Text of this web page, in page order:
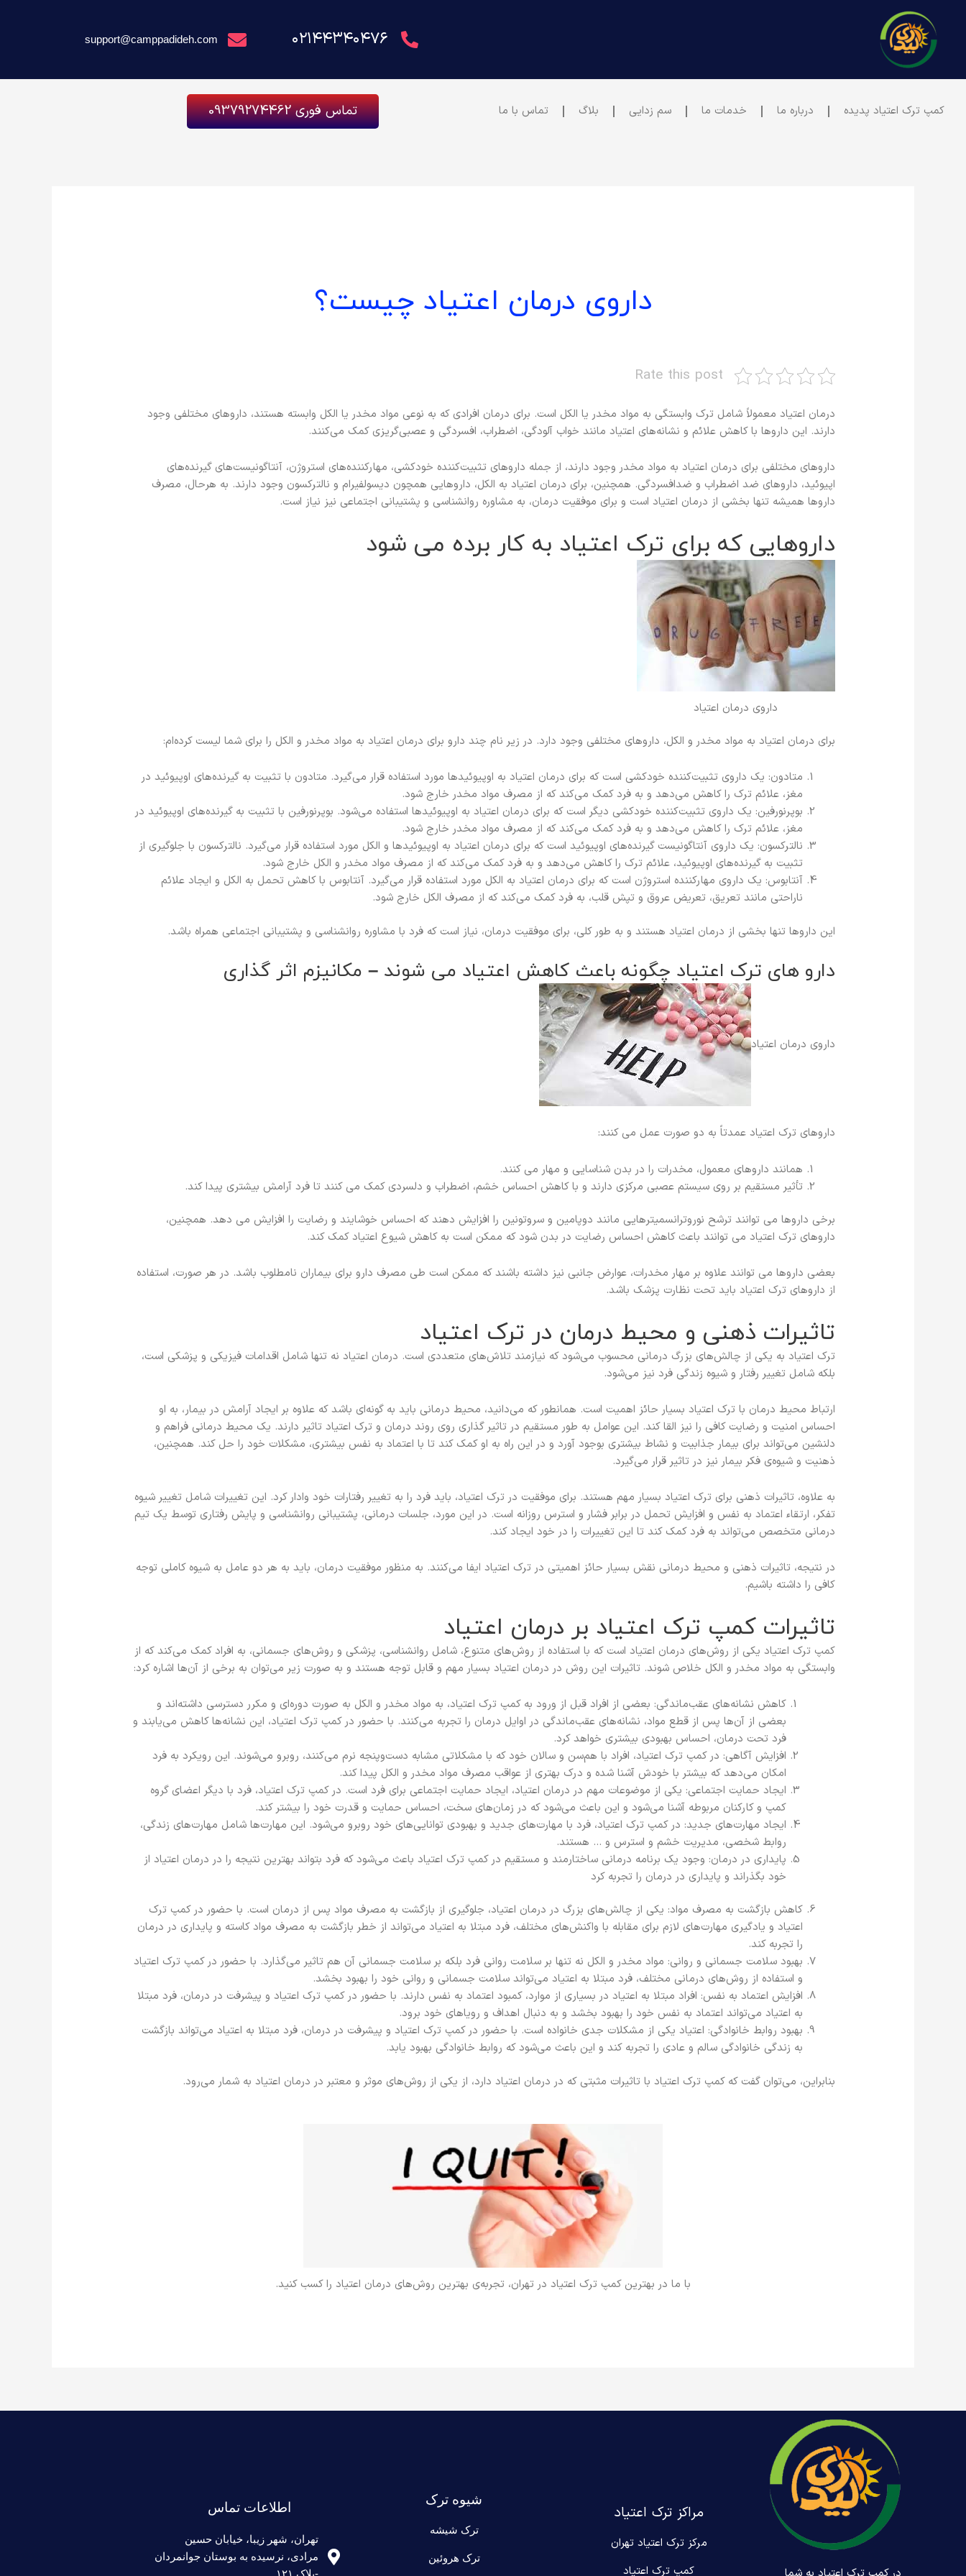
۰۲۱۴۴۳۴۰۴۷۶ support@camppadideh.com
کمپ ترک اعتیاد پدیده درباره ما خدمات ما سم زدایی بلاگ تماس با ما تماس فوری 09379274462
داروی درمان اعتیاد چیست؟
Rate this post
درمان اعتیاد معمولاً شامل ترک وابستگی به مواد مخدر یا الکل است. برای درمان افرادی که به نوعی مواد مخدر یا الکل وابسته هستند، داروهای مختلفی وجود
دارند. این داروها با کاهش علائم و نشانه‌های اعتیاد مانند خواب آلودگی، اضطراب، افسردگی و عصبی‌گریزی کمک می‌کنند.
داروهای مختلفی برای درمان اعتیاد به مواد مخدر وجود دارند، از جمله داروهای تثبیت‌کننده خودکشی، مهارکننده‌های استروژن، آنتاگونیست‌های گیرنده‌های
اپیوئید، داروهای ضد اضطراب و ضدافسردگی. همچنین، برای درمان اعتیاد به الکل، داروهایی همچون دیسولفیرام و نالترکسون وجود دارند. به هرحال، مصرف
داروها همیشه تنها بخشی از درمان اعتیاد است و برای موفقیت درمان، به مشاوره روانشناسی و پشتیبانی اجتماعی نیز نیاز است.
داروهایی که برای ترک اعتیاد به کار برده می شود
داروی درمان اعتیاد
برای درمان اعتیاد به مواد مخدر و الکل، داروهای مختلفی وجود دارد. در زیر نام چند دارو برای درمان اعتیاد به مواد مخدر و الکل را برای شما لیست کرده‌ام:
متادون: یک داروی تثبیت‌کننده خودکشی است که برای درمان اعتیاد به اوپیوئیدها مورد استفاده قرار می‌گیرد. متادون با تثبیت به گیرنده‌های اوپیوئید در
مغز، علائم ترک را کاهش می‌دهد و به فرد کمک می‌کند که از مصرف مواد مخدر خارج شود.
بوپرنورفین: یک داروی تثبیت‌کننده خودکشی دیگر است که برای درمان اعتیاد به اوپیوئیدها استفاده می‌شود. بوپرنورفین با تثبیت به گیرنده‌های اوپیوئید در
مغز، علائم ترک را کاهش می‌دهد و به فرد کمک می‌کند که از مصرف مواد مخدر خارج شود.
نالترکسون: یک داروی آنتاگونیست گیرنده‌های اوپیوئید است که برای درمان اعتیاد به اوپیوئیدها و الکل مورد استفاده قرار می‌گیرد. نالترکسون با جلوگیری از
تثبیت به گیرنده‌های اوپیوئید، علائم ترک را کاهش می‌دهد و به فرد کمک می‌کند که از مصرف مواد مخدر و الکل خارج شود.
آنتابوس: یک داروی مهارکننده استروژن است که برای درمان اعتیاد به الکل مورد استفاده قرار می‌گیرد. آنتابوس با کاهش تحمل به الکل و ایجاد علائم
ناراحتی مانند تعریق، تعریض عروق و تپش قلب، به فرد کمک می‌کند که از مصرف الکل خارج شود.
این داروها تنها بخشی از درمان اعتیاد هستند و به طور کلی، برای موفقیت درمان، نیاز است که فرد با مشاوره روانشناسی و پشتیبانی اجتماعی همراه باشد.
دارو های ترک اعتیاد چگونه باعث کاهش اعتیاد می شوند – مکانیزم اثر گذاری
داروی درمان اعتیاد
داروهای ترک اعتیاد عمدتاً به دو صورت عمل می کنند:
همانند داروهای معمول، مخدرات را در بدن شناسایی و مهار می کنند.
تأثیر مستقیم بر روی سیستم عصبی مرکزی دارند و با کاهش احساس خشم، اضطراب و دلسردی کمک می کنند تا فرد آرامش بیشتری پیدا کند.
برخی داروها می توانند ترشح نوروترانسمیترهایی مانند دوپامین و سروتونین را افزایش دهند که احساس خوشایند و رضایت را افزایش می دهد. همچنین،
داروهای ترک اعتیاد می توانند باعث کاهش احساس رضایت در بدن شود که ممکن است به کاهش شیوع اعتیاد کمک کند.
بعضی داروها می توانند علاوه بر مهار مخدرات، عوارض جانبی نیز داشته باشند که ممکن است طی مصرف دارو برای بیماران نامطلوب باشد. در هر صورت، استفاده
از داروهای ترک اعتیاد باید تحت نظارت پزشک باشد.
تاثیرات ذهنی و محیط درمان در ترک اعتیاد
ترک اعتیاد به یکی از چالش‌های بزرگ درمانی محسوب می‌شود که نیازمند تلاش‌های متعددی است. درمان اعتیاد نه تنها شامل اقدامات فیزیکی و پزشکی است،
بلکه شامل تغییر رفتار و شیوه زندگی فرد نیز می‌شود.
ارتباط محیط درمان با ترک اعتیاد بسیار حائز اهمیت است. همانطور که می‌دانید، محیط درمانی باید به گونه‌ای باشد که علاوه بر ایجاد آرامش در بیمار، به او
احساس امنیت و رضایت کافی را نیز القا کند. این عوامل به طور مستقیم در تاثیر گذاری روی روند درمان و ترک اعتیاد تاثیر دارند. یک محیط درمانی فراهم و
دلنشین می‌تواند برای بیمار جذابیت و نشاط بیشتری بوجود آورد و در این راه به او کمک کند تا با اعتماد به نفس بیشتری، مشکلات خود را حل کند. همچنین،
ذهنیت و شیوه‌ی فکر بیمار نیز در تاثیر قرار می‌گیرد.
به علاوه، تاثیرات ذهنی برای ترک اعتیاد بسیار مهم هستند. برای موفقیت در ترک اعتیاد، باید فرد را به تغییر رفتارات خود وادار کرد. این تغییرات شامل تغییر شیوه
تفکر، ارتقاء اعتماد به نفس و افزایش تحمل در برابر فشار و استرس روزانه است. در این مورد، جلسات درمانی، پشتیبانی روانشناسی و پایش رفتاری توسط یک تیم
درمانی متخصص می‌تواند به فرد کمک کند تا این تغییرات را در خود ایجاد کند.
در نتیجه، تاثیرات ذهنی و محیط درمانی نقش بسیار حائز اهمیتی در ترک اعتیاد ایفا می‌کنند. به منظور موفقیت درمان، باید به هر دو عامل به شیوه کاملی توجه
کافی را داشته باشیم.
تاثیرات کمپ ترک اعتیاد بر درمان اعتیاد
کمپ ترک اعتیاد یکی از روش‌های درمان اعتیاد است که با استفاده از روش‌های متنوع، شامل روانشناسی، پزشکی و روش‌های جسمانی، به افراد کمک می‌کند که از
وابستگی به مواد مخدر و الکل خلاص شوند. تاثیرات این روش در درمان اعتیاد بسیار مهم و قابل توجه هستند و به صورت زیر می‌توان به برخی از آن‌ها اشاره کرد:
کاهش نشانه‌های عقب‌ماندگی: بعضی از افراد قبل از ورود به کمپ ترک اعتیاد، به مواد مخدر و الکل به صورت دوره‌ای و مکرر دسترسی داشته‌اند و
بعضی از آن‌ها پس از قطع مواد، نشانه‌های عقب‌ماندگی در اوایل درمان را تجربه می‌کنند. با حضور در کمپ ترک اعتیاد، این نشانه‌ها کاهش می‌یابند و
فرد تحت درمان، احساس بهبودی بیشتری خواهد کرد.
افزایش آگاهی: در کمپ ترک اعتیاد، افراد با هم‌سن و سالان خود که با مشکلاتی مشابه دست‌وپنجه نرم می‌کنند، روبرو می‌شوند. این رویکرد به فرد
امکان می‌دهد که بیشتر با خودش آشنا شده و درک بهتری از عواقب مصرف مواد مخدر و الکل پیدا کند.
ایجاد حمایت اجتماعی: یکی از موضوعات مهم در درمان اعتیاد، ایجاد حمایت اجتماعی برای فرد است. در کمپ ترک اعتیاد، فرد با دیگر اعضای گروه
کمپ و کارکنان مربوطه آشنا می‌شود و این باعث می‌شود که در زمان‌های سخت، احساس حمایت و قدرت خود را بیشتر کند.
ایجاد مهارت‌های جدید: در کمپ ترک اعتیاد، فرد با مهارت‌های جدید و بهبودی توانایی‌های خود روبرو می‌شود. این مهارت‌ها شامل مهارت‌های زندگی،
روابط شخصی، مدیریت خشم و استرس و … هستند.
پایداری در درمان: وجود یک برنامه درمانی ساختارمند و مستقیم در کمپ ترک اعتیاد باعث می‌شود که فرد بتواند بهترین نتیجه را در درمان اعتیاد از
خود بگذراند و پایداری در درمان را تجربه کرد
کاهش بازگشت به مصرف مواد: یکی از چالش‌های بزرگ در درمان اعتیاد، جلوگیری از بازگشت به مصرف مواد پس از درمان است. با حضور در کمپ ترک
اعتیاد و یادگیری مهارت‌های لازم برای مقابله با واکنش‌های مختلف، فرد مبتلا به اعتیاد می‌تواند از خطر بازگشت به مصرف مواد کاسته و پایداری در درمان
را تجربه کند.
بهبود سلامت جسمانی و روانی: مواد مخدر و الکل نه تنها بر سلامت روانی فرد بلکه بر سلامت جسمانی آن هم تاثیر می‌گذارد. با حضور در کمپ ترک اعتیاد
و استفاده از روش‌های درمانی مختلف، فرد مبتلا به اعتیاد می‌تواند سلامت جسمانی و روانی خود را بهبود بخشد.
افزایش اعتماد به نفس: افراد مبتلا به اعتیاد در بسیاری از موارد، کمبود اعتماد به نفس دارند. با حضور در کمپ ترک اعتیاد و پیشرفت در درمان، فرد مبتلا
به اعتیاد می‌تواند اعتماد به نفس خود را بهبود بخشد و به دنبال اهداف و رویاهای خود برود.
بهبود روابط خانوادگی: اعتیاد یکی از مشکلات جدی خانواده است. با حضور در کمپ ترک اعتیاد و پیشرفت در درمان، فرد مبتلا به اعتیاد می‌تواند بازگشت
به زندگی خانوادگی سالم و عادی را تجربه کند و این باعث می‌شود که روابط خانوادگی بهبود یابد.
بنابراین، می‌توان گفت که کمپ ترک اعتیاد با تاثیرات مثبتی که در درمان اعتیاد دارد، از یکی از روش‌های موثر و معتبر در درمان اعتیاد به شمار می‌رود.
با ما در بهترین کمپ ترک اعتیاد در تهران، تجربه‌ی بهترین روش‌های درمان اعتیاد را کسب کنید.
مراکز ترک اعتیاد
مرکز ترک اعتیاد تهران
کمپ ترک اعتیاد
شیوه ترک
ترک شیشه
ترک هروئین
اطلاعات تماس
تهران، شهر زیبا، خیابان حسین
مرادی، نرسیده به بوستان جوانمردان